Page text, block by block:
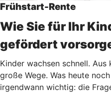
Frühstart-Rente
Wie Sie für Ihr
gefördert
Kinder wachsen schnell.
große Wege. Was heute
irgendwann wichtig: die